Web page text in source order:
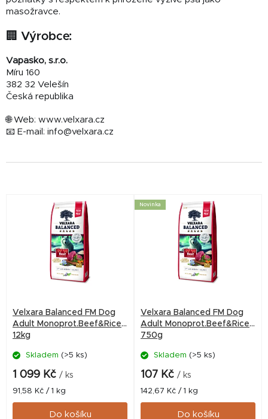
masožravce.
🏢 Výrobce:
Vapasko, s.r.o.
Míru 160
382 32 Velešín
Česká republika
🌐 Web: www.velxara.cz
📧 E-mail: info@velxara.cz
o
d
Velxara Balanced FM Dog
Adult Monoprot.Beef&Rice
12kg
Skladem (>5 ks)
1 099 Kč / ks
Měrná
cena:
91,58 Kč / 1 kg
Do košíku
Novinka
Velxara Balanced FM Dog
Adult Monoprot.Beef&Rice
750g
Skladem (>5 ks)
107 Kč / ks
Měrná
cena:
142,67 Kč / 1 kg
Do košíku